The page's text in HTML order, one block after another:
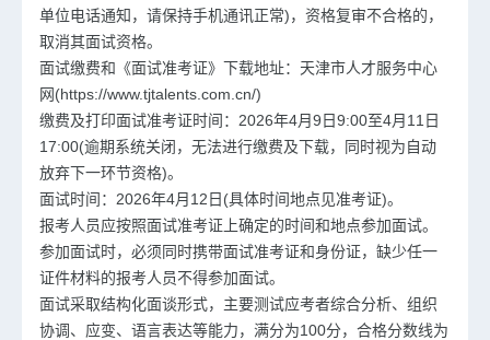
单位电话通知，请保持手机通讯正常)，资格复审不合格的，
取消其面试资格。
面试缴费和《面试准考证》下载地址：天津市人才服务中心
网(https://www.tjtalents.com.cn/)
缴费及打印面试准考证时间：2026年4月9日9:00至4月11日
17:00(逾期系统关闭，无法进行缴费及下载，同时视为自动
放弃下一环节资格)。
面试时间：2026年4月12日(具体时间地点见准考证)。
报考人员应按照面试准考证上确定的时间和地点参加面试。
参加面试时，必须同时携带面试准考证和身份证，缺少任一
证件材料的报考人员不得参加面试。
面试采取结构化面谈形式，主要测试应考者综合分析、组织
协调、应变、语言表达等能力，满分为100分，合格分数线为